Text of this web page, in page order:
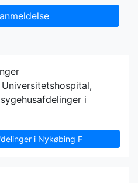
sygehusafdelinger i
i Nykøbing F